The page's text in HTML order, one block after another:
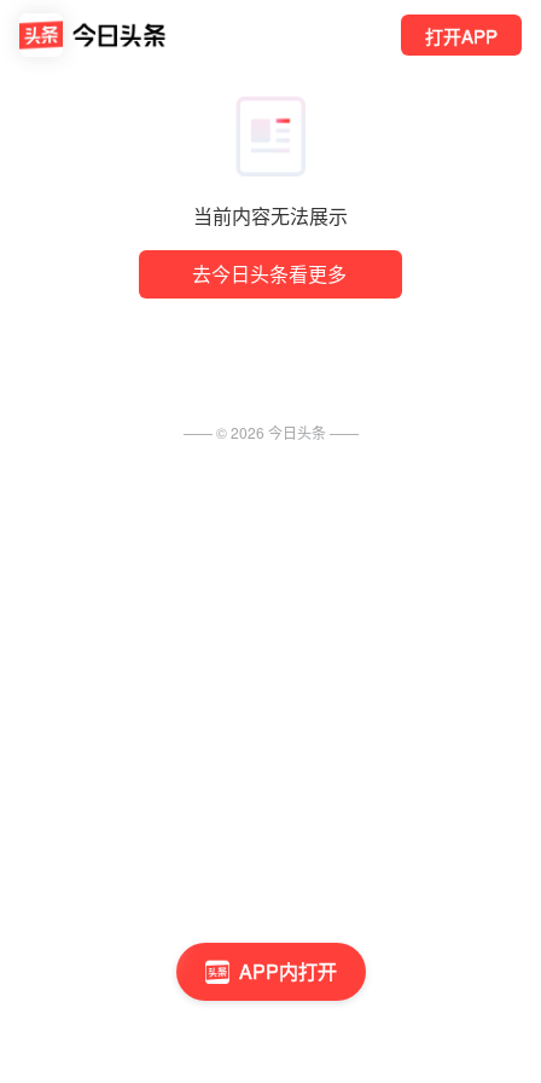
当前内容无法展示
去今日头条看更多
打开APP
APP内打开
—— ©2026 今日头条 ——